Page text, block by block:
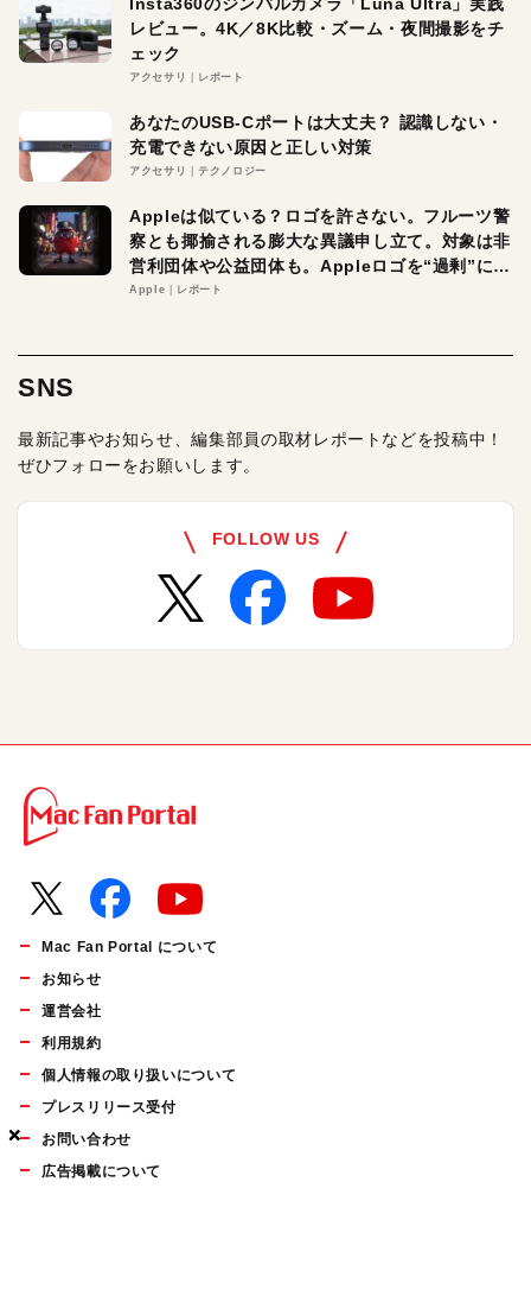
×
×
×
Insta360のジンバルカメラ「Luna Ultra」実践
レビュー。4K／8K比較・ズーム・夜間撮影をチ
ェック
アクセサリ レポート
あなたのUSB-Cポートは大丈夫？ 認識しない・
充電できない原因と正しい対策
アクセサリ テクノロジー
Appleは似ている？ロゴを許さない。フルーツ警
察とも揶揄される膨大な異議申し立て。対象は非
営利団体や公益団体も。Appleロゴを“過剰”に守
る理由とは
Apple レポート
SNS
最新記事やお知らせ、編集部員の取材レポートなどを投稿中！
ぜひフォローをお願いします。
FOLLOW US
Mac Fan Portal について
お知らせ
運営会社
利用規約
個人情報の取り扱いについて
プレスリリース受付
お問い合わせ
広告掲載について